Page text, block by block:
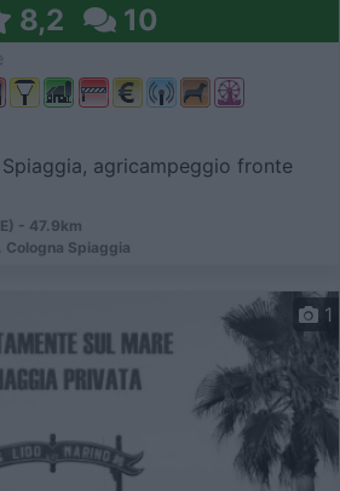
8,2 10
agricampeggio fronte
- 47.9km
Spiaggia
1